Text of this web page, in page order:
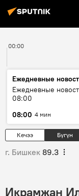
00:00
Ежедневные
Ежедневные
08:00
08:00 4 мин
Кечээ Бүгүн
г. Бишкек 89.3
Икрамжан